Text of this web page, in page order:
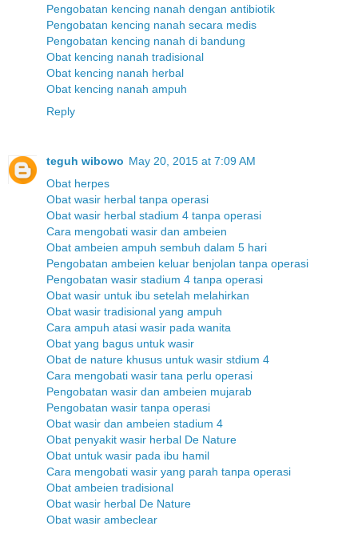
Pengobatan kencing nanah dengan antibiotik
Pengobatan kencing nanah secara medis
Pengobatan kencing nanah di bandung
Obat kencing nanah tradisional
Obat kencing nanah herbal
Obat kencing nanah ampuh
Reply
teguh wibowo May 20, 2015 at 7:09 AM
Obat herpes
Obat wasir herbal tanpa operasi
Obat wasir herbal stadium 4 tanpa operasi
Cara mengobati wasir dan ambeien
Obat ambeien ampuh sembuh dalam 5 hari
Pengobatan ambeien keluar benjolan tanpa operasi
Pengobatan wasir stadium 4 tanpa operasi
Obat wasir untuk ibu setelah melahirkan
Obat wasir tradisional yang ampuh
Cara ampuh atasi wasir pada wanita
Obat yang bagus untuk wasir
Obat de nature khusus untuk wasir stdium 4
Cara mengobati wasir tana perlu operasi
Pengobatan wasir dan ambeien mujarab
Pengobatan wasir tanpa operasi
Obat wasir dan ambeien stadium 4
Obat penyakit wasir herbal De Nature
Obat untuk wasir pada ibu hamil
Cara mengobati wasir yang parah tanpa operasi
Obat ambeien tradisional
Obat wasir herbal De Nature
Obat wasir ambeclear